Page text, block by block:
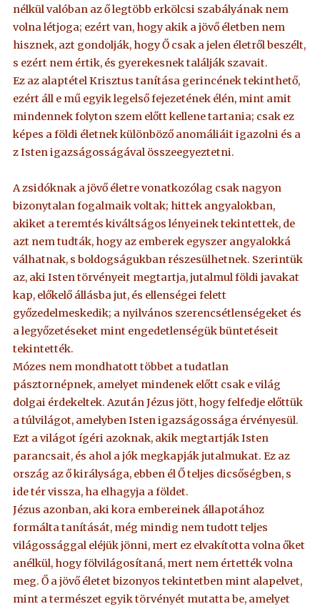
nélkül valóban az ő legtöbb erkölcsi szabályának nem
volna létjoga; ezért van, hogy akik a jövő életben nem
hisznek, azt gondolják, hogy Ő csak a jelen életről beszélt,
s ezért nem értik, és gyerekesnek találják szavait.
Ez az alaptétel Krisztus tanítása gerincének tekinthető,
ezért áll e mű egyik legelső fejezetének élén, mint amit
mindennek folyton szem előtt kellene tartania; csak ez
képes a földi életnek különböző anomáliáit igazolni és a
z Isten igazságosságával összeegyeztetni.
A zsidóknak a jövő életre vonatkozólag csak nagyon
bizonytalan fogalmaik voltak; hittek angyalokban,
akiket a teremtés kiváltságos lényeinek tekintettek, de
azt nem tudták, hogy az emberek egyszer angyalokká
válhatnak, s boldogságukban részesülhetnek. Szerintük
az, aki Isten törvényeit megtartja, jutalmul földi javakat
kap, előkelő állásba jut, és ellenségei felett
győzedelmeskedik; a nyilvános szerencsétlenségeket és
a legyőzetéseket mint engedetlenségük büntetéseit
tekintették.
Mózes nem mondhatott többet a tudatlan
pásztornépnek, amelyet mindenek előtt csak e világ
dolgai érdekeltek. Azután Jézus jött, hogy felfedje előttük
a túlvilágot, amelyben Isten igazságossága érvényesül.
Ezt a világot ígéri azoknak, akik megtartják Isten
parancsait, és ahol a jók megkapják jutalmukat. Ez az
ország az ő királysága, ebben él Ő teljes dicsőségben, s
ide tér vissza, ha elhagyja a földet.
Jézus azonban, aki kora embereinek állapotához
formálta tanítását, még mindig nem tudott teljes
világossággal eléjük jönni, mert ez elvakította volna őket
anélkül, hogy fölvilágosítaná, mert nem értették volna
meg. Ő a jövő életet bizonyos tekintetben mint alapelvet,
mint a természet egyik törvényét mutatta be, amelyet